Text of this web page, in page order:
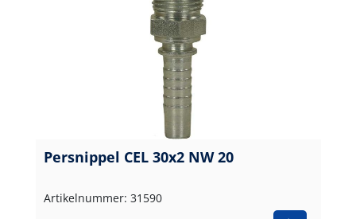
Persnippel CEL 30x2 NW 20
Artikelnummer: 31590